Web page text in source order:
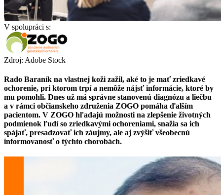
V spolupráci s:
Zdroj: Adobe Stock
Rado Baraník na vlastnej koži zažil, aké to je mať zriedkavé
ochorenie, pri ktorom trpí a nemôže nájsť informácie, ktoré by
mu pomohli. Dnes už má správne stanovenú diagnózu a liečbu
a v rámci občianskeho združenia ZOGO pomáha ďalším
pacientom. V ZOGO hľadajú možnosti na zlepšenie životných
podmienok ľudí so zriedkavými ochoreniami, snažia sa ich
spájať, presadzovať ich záujmy, ale aj zvýšiť všeobecnú
informovanosť o týchto chorobách.